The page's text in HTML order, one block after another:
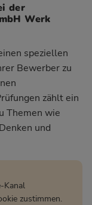
der
Werk
speziellen
Bewerber zu
zählt ein
Themen wie
und
Kanal
zustimmen.